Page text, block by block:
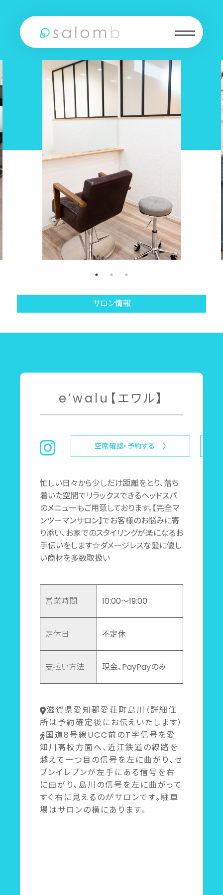
サロン情報
e’walu【エワル】
空席確認・予約する 〉
忙しい日々から少しだけ距離をとり、落ち
着いた空間でリラックスできるヘッドスパ
のメニューもご用意しております。【完全マ
ンツーマンサロン】でお客様のお悩みに寄
り添い、お家でのスタイリングが楽になるお
手伝いをします☆ダメージレスな髪に優し
い商材を多数取扱い
営業時間 10:00～19:00
定休日 不定休
支払い方法 現金、PayPayのみ
滋賀県愛知郡愛荘町島川（詳細住
所は予約確定後にお伝えいたします）
国道8号線UCC前のT字信号を愛
知川高校方面へ、近江鉄道の線路を
越えて一つ目の信号を左に曲がり、セ
ブンイレブンが左手にある信号を右
に曲がり、島川の信号を左に曲がって
すぐ右に見えるのがサロンです。駐車
場はサロンの横にあります。